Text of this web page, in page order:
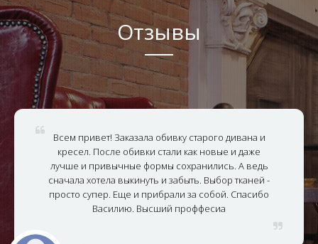
Отзывы
Всем привет! Заказала обивку старого дивана и
кресел. После обивки стали как новые и даже
лучше и привычные формы сохранились. А ведь
сначала хотела выкинуть и забыть. Выбор тканей -
просто супер. Еще и прибрали за собой. Спасибо
Василию. Высший проффесиа